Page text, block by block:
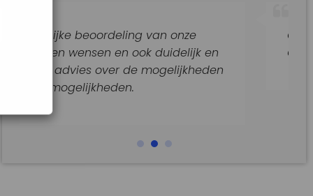
van onze
duidelijk en
Goede hulp en adviezen.
Goede begeleiding van dit